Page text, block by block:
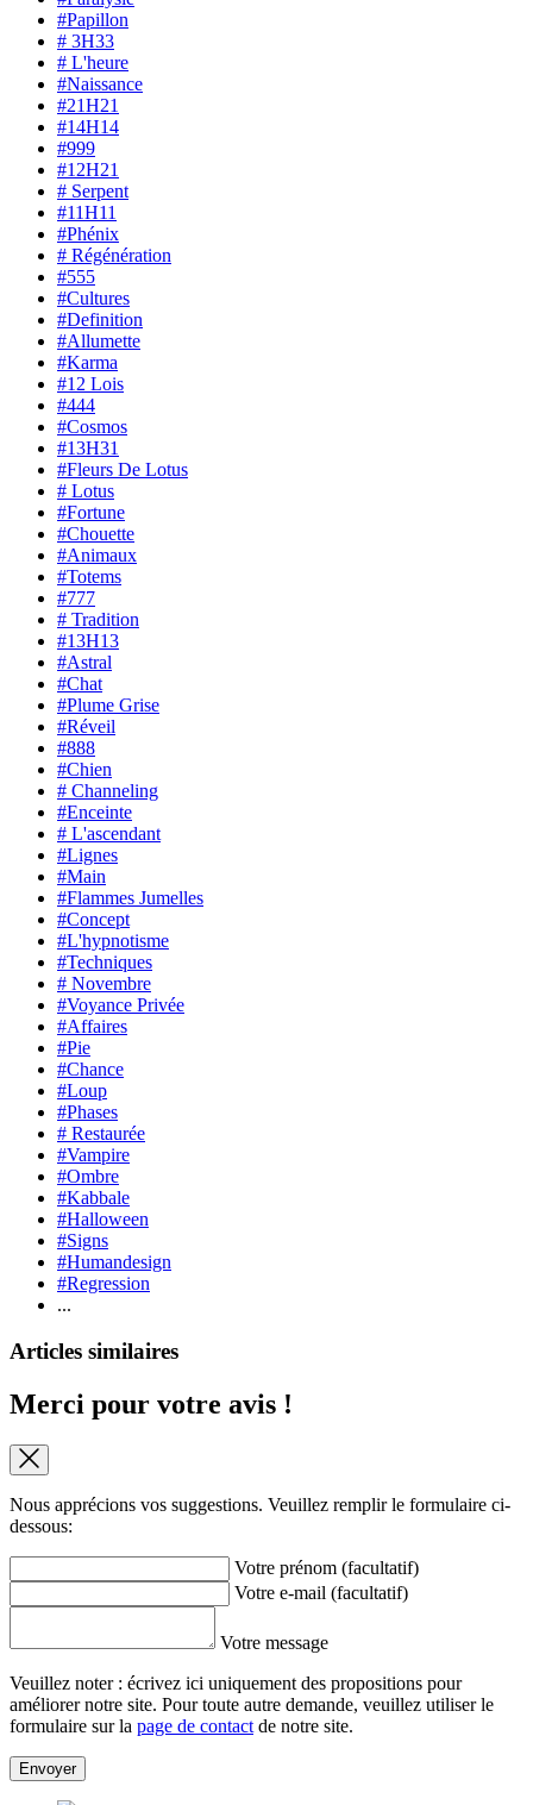
#Papillon
# 3H33
# L'heure
#Naissance
#21H21
#14H14
#999
#12H21
# Serpent
#11H11
#Phénix
# Régénération
#555
#Cultures
#Definition
#Allumette
#Karma
#12 Lois
#444
#Cosmos
#13H31
#Fleurs De Lotus
# Lotus
#Fortune
#Chouette
#Animaux
#Totems
#777
# Tradition
#13H13
#Astral
#Chat
#Plume Grise
#Réveil
#888
#Chien
# Channeling
#Enceinte
# L'ascendant
#Lignes
#Main
#Flammes Jumelles
#Concept
#L'hypnotisme
#Techniques
# Novembre
#Voyance Privée
#Affaires
#Pie
#Chance
#Loup
#Phases
# Restaurée
#Vampire
#Ombre
#Kabbale
#Halloween
#Signs
#Humandesign
#Regression
...
Articles similaires
Merci pour votre avis !
Nous apprécions vos suggestions. Veuillez remplir le formulaire ci-
dessous:
Votre prénom (facultatif)
Votre e-mail (facultatif)
Votre message
Veuillez noter : écrivez ici uniquement des propositions pour
améliorer notre site. Pour toute autre demande, veuillez utiliser le
formulaire sur la page de contact de notre site.
Envoyer